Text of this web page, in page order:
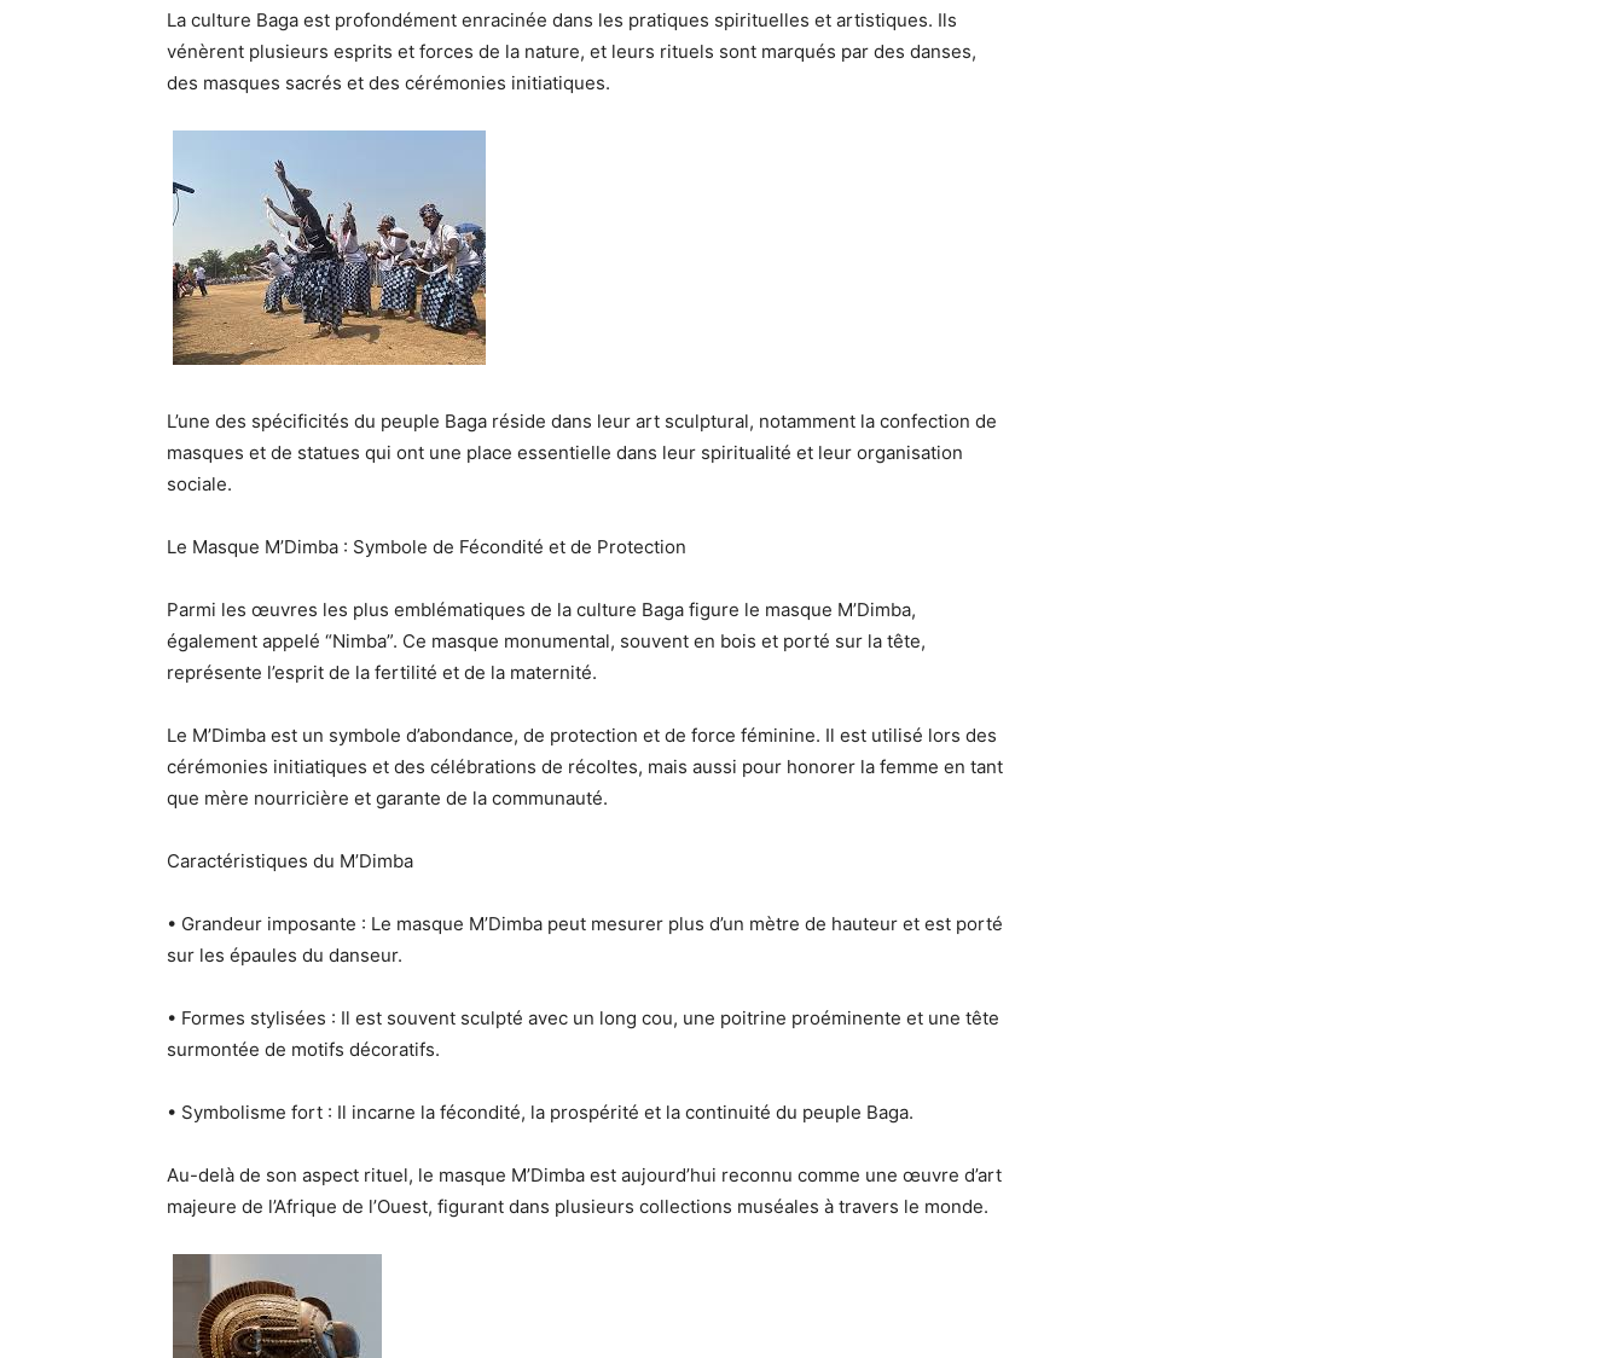
La culture Baga est profondément enracinée dans les pratiques spirituelles et artistiques. Ils
vénèrent plusieurs esprits et forces de la nature, et leurs rituels sont marqués par des danses,
des masques sacrés et des cérémonies initiatiques.
L’une des spécificités du peuple Baga réside dans leur art sculptural, notamment la confection de
masques et de statues qui ont une place essentielle dans leur spiritualité et leur organisation
sociale.
Le Masque M’Dimba : Symbole de Fécondité et de Protection
Parmi les œuvres les plus emblématiques de la culture Baga figure le masque M’Dimba,
également appelé “Nimba”. Ce masque monumental, souvent en bois et porté sur la tête,
représente l’esprit de la fertilité et de la maternité.
Le M’Dimba est un symbole d’abondance, de protection et de force féminine. Il est utilisé lors des
cérémonies initiatiques et des célébrations de récoltes, mais aussi pour honorer la femme en tant
que mère nourricière et garante de la communauté.
Caractéristiques du M’Dimba
• Grandeur imposante : Le masque M’Dimba peut mesurer plus d’un mètre de hauteur et est porté
sur les épaules du danseur.
• Formes stylisées : Il est souvent sculpté avec un long cou, une poitrine proéminente et une tête
surmontée de motifs décoratifs.
• Symbolisme fort : Il incarne la fécondité, la prospérité et la continuité du peuple Baga.
Au-delà de son aspect rituel, le masque M’Dimba est aujourd’hui reconnu comme une œuvre d’art
majeure de l’Afrique de l’Ouest, figurant dans plusieurs collections muséales à travers le monde.